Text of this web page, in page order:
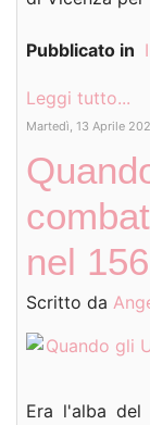
Pubblicato in
Leggi tutto...
Martedì, 13 Aprile
nel
Scritto da
Era l'alba del